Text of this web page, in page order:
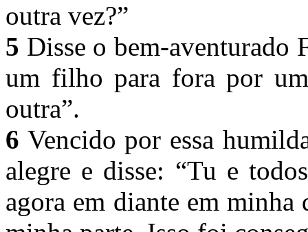
outra vez?”
5 Disse o bem-aventurado
um filho para fora por
outra”.
6 Vencido por essa
alegre e disse: “Tu e
agora em diante em minha